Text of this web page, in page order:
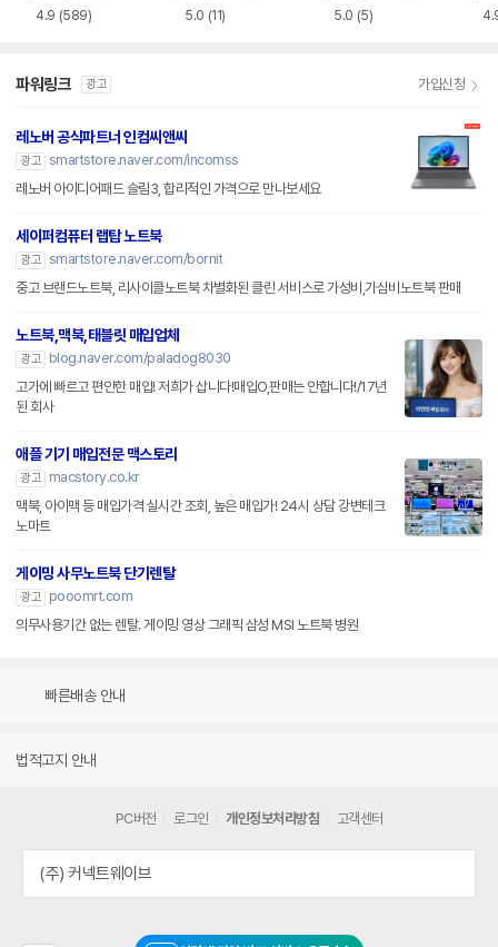
4.9 (589) 5.0 (11) 5.0 (5)
파워링크 광고 가입신청
레노버 공식파트너 인컴씨앤씨
광고 smartstore.naver.com/incomss
레노버 아이디어패드 슬림3, 합리적인 가격으로 만나보세요
세이퍼컴퓨터 랩탑 노트북
광고 smartstore.naver.com/bornit
중고 브랜드노트북, 리사이클노트북 차별화된 클린 서비스로 가성비,가심비노트북 판매
노트북,맥북,태블릿 매입업체
광고
blog.naver.com/paladog8030
고가에 빠르고 편안한 매입! 저희가 삽니다!매입O,판매는 안합니다!/17년
된 회사
애플 기기 매입전문 맥스토리
광고
macstory.co.kr
맥북, 아이맥 등 매입가격 실시간 조회, 높은 매입가! 24시 상담 강변테크
노마트
게이밍 사무노트북 단기렌탈
광고
pooomrt.com
의무사용기간 없는 렌탈. 게이밍 영상 그래픽 삼성 MSI 노트북 병원
빠른배송 안내
법적고지 안내
PC버전 로그인 개인정보처리방침 고객센터
(주) 커넥트웨이브